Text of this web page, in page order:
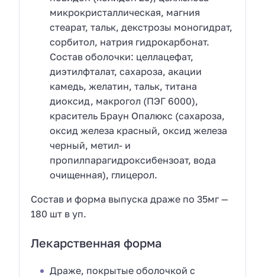
микрокристаллическая, магния
стеарат, тальк, декстрозы моногидрат,
сорбитол, натрия гидрокарбонат.
Состав оболочки: целлацефат,
диэтилфталат, сахароза, акации
камедь, желатин, тальк, титана
диоксид, макрогол (ПЭГ 6000),
краситель Браун Опалюкс (сахароза,
оксид железа красный, оксид железа
черный, метил- и
пропилпарагидроксибензоат, вода
очищенная), глицерол.
Состав и форма выпуска драже по 35мг —
180 шт в уп.
Лекарственная форма
Драже, покрытые оболочкой с